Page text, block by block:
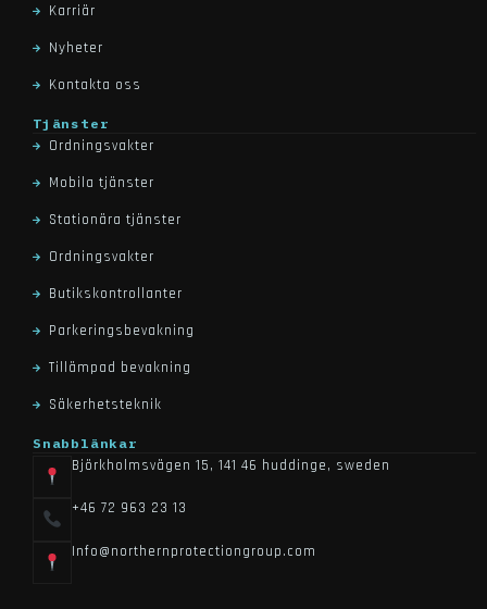
karriär
nyheter
kontakta oss
tjänster
ordningsvakter
mobila tjänster
stationära tjänster
ordningsvakter
butikskontrollanter
parkeringsbevakning
tillämpad bevakning
säkerhetsteknik
snabblänkar
björkholmsvägen 15, 141 46 huddinge, sweden
+46 72 963 23 13
info@northernprotectiongroup.com